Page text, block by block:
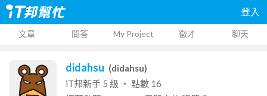
登入
文章 問答 My Project 徵才 聊天
didahsu (didahsu)
iT邦新手 5 級 ‧ 點數 16